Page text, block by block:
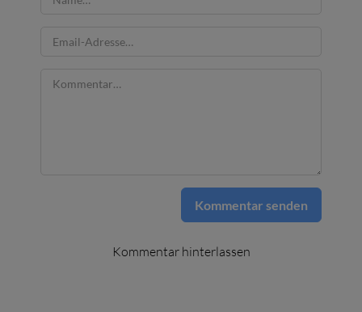
Kommentar senden
Kommentar hinterlassen